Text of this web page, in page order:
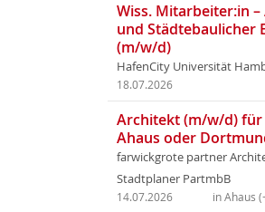
Wiss. Mitarbeiter:in
und Städtebaulicher
(m/w/d)
HafenCity Universität
18.07.2026
Architekt (m/w/d) für
Ahaus oder
farwickgrote partner
Stadtplaner PartmbB
in Ahaus
14.07.2026